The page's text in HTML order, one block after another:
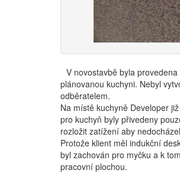
V novostavbě byla
plánovanou kuchyni. Nebyl
odběratelem.
Na místě kuchyně Developer
pro kuchyň byly přivedeny
rozložit zatížení aby
Protože klient měl indukční
byl zachován pro myčku a k
pracovní plochou.